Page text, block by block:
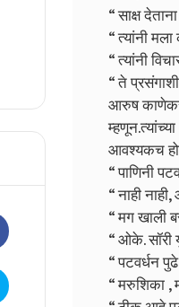
“ साक्ष
“ त्यांनी
“ त्यांनी
“ ते
आरुष काणेकर
आवश्यकच
“ पाणिनी
“ नाही
“ मग खाली
“ ओके.
“ पटवर्धन
“ मरुशिका ,